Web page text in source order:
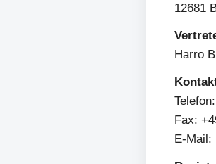
12681
Harro
Fax:
E-Mail: